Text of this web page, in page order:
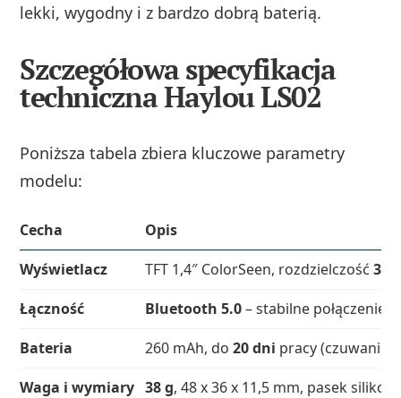
lekki, wygodny i z bardzo dobrą baterią.
Szczegółowa specyfikacja
techniczna Haylou LS02
Poniższa tabela zbiera kluczowe parametry
modelu:
Cecha
Opis
Wyświetlacz
TFT 1,4″ ColorSeen, rozdzielczość
Łączność
Bluetooth 5.0– stabilne połączenie
Bateria
260 mAh, do20 dni pracy (czuwanie
Waga i wymiary 38 g, 48 x 36 x 11,5 mm, pasek